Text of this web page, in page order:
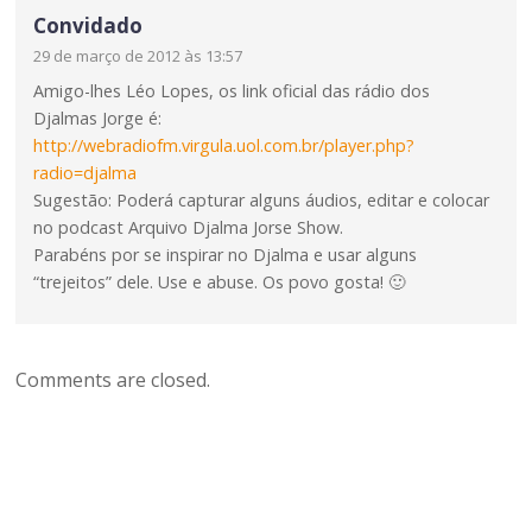
Convidado
29 de março de 2012 às 13:57
Amigo-lhes Léo Lopes, os link oficial das rádio dos
Djalmas Jorge é:
http://webradiofm.virgula.uol.com.br/player.php?
radio=djalma
Sugestão: Poderá capturar alguns áudios, editar e colocar
no podcast Arquivo Djalma Jorse Show.
Parabéns por se inspirar no Djalma e usar alguns
“trejeitos” dele. Use e abuse. Os povo gosta! 🙂
Comments are closed.